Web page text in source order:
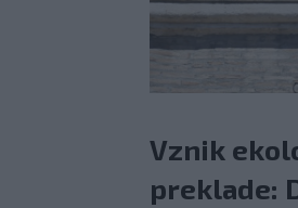
Vznik
preklade: